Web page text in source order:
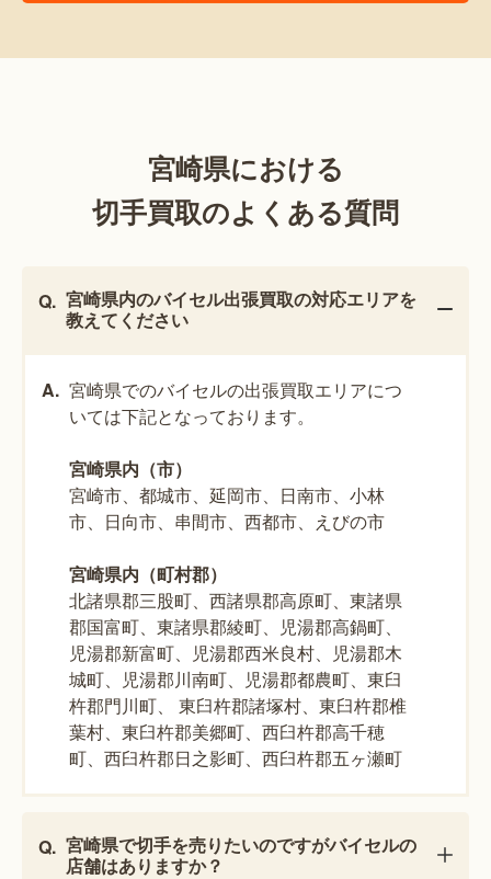
宮崎県における
切手買取のよくある質問
宮崎県内のバイセル出張買取の対応エリアを
教えてください
宮崎県でのバイセルの出張買取エリアにつ
いては下記となっております。
宮崎県内（市）
宮崎市、都城市、延岡市、日南市、小林
市、日向市、串間市、西都市、えびの市
宮崎県内（町村郡）
北諸県郡三股町、西諸県郡高原町、東諸県
郡国富町、東諸県郡綾町、児湯郡高鍋町、
児湯郡新富町、児湯郡西米良村、児湯郡木
城町、児湯郡川南町、児湯郡都農町、東臼
杵郡門川町、 東臼杵郡諸塚村、東臼杵郡椎
葉村、東臼杵郡美郷町、西臼杵郡高千穂
町、西臼杵郡日之影町、西臼杵郡五ヶ瀬町
宮崎県で切手を売りたいのですがバイセルの
店舗はありますか？